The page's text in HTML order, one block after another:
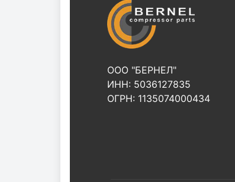
ООО "БЕРНЕЛ"
ИНН: 5036127835
ОГРН: 1135074000434